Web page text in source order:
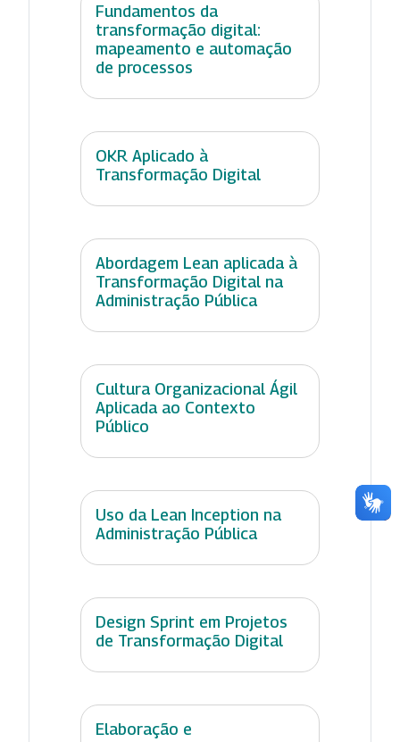
Fundamentos da
transformação digital:
mapeamento e automação
de processos
OKR Aplicado à
Transformação Digital
Abordagem Lean aplicada à
Transformação Digital na
Administração Pública
Cultura Organizacional Ágil
Aplicada ao Contexto
Público
Uso da Lean Inception na
Administração Pública
Design Sprint em Projetos
de Transformação Digital
Elaboração e